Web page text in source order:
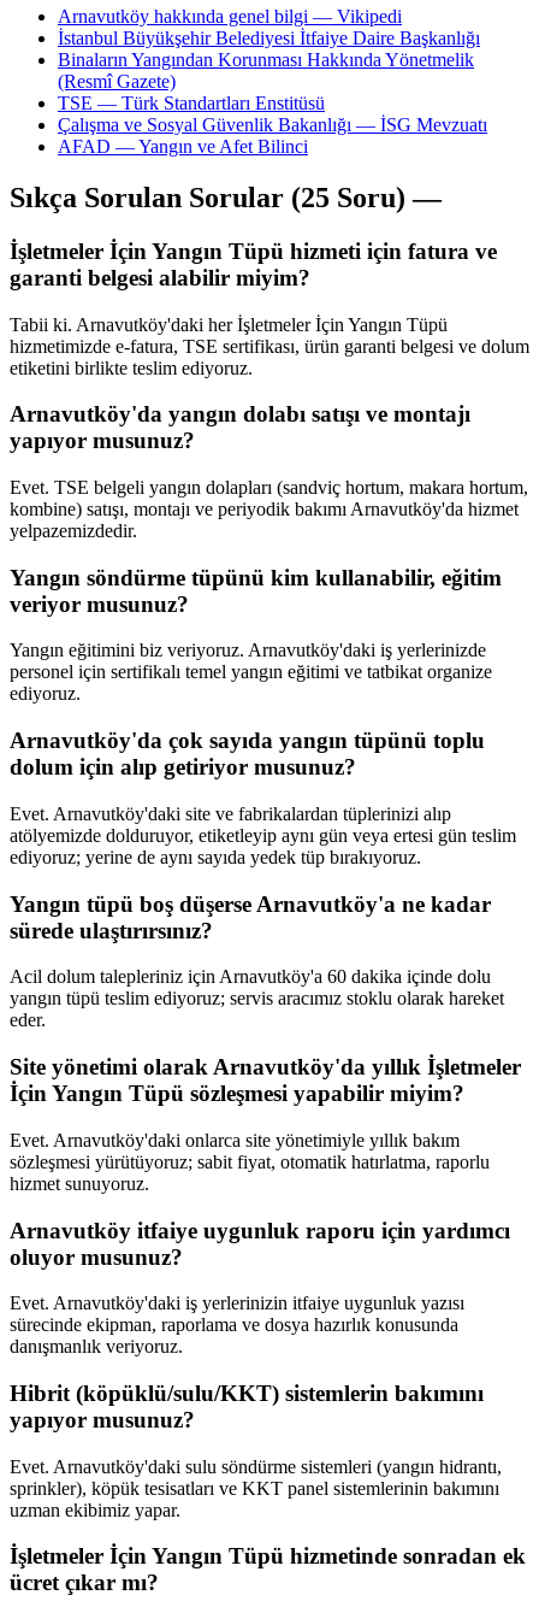
Arnavutköy hakkında genel bilgi — Vikipedi
İstanbul Büyükşehir Belediyesi İtfaiye Daire Başkanlığı
Binaların Yangından Korunması Hakkında Yönetmelik
(Resmî Gazete)
TSE — Türk Standartları Enstitüsü
Çalışma ve Sosyal Güvenlik Bakanlığı — İSG Mevzuatı
AFAD — Yangın ve Afet Bilinci
Sıkça Sorulan Sorular (25 Soru) —
İşletmeler İçin Yangın Tüpü hizmeti için fatura ve
garanti belgesi alabilir miyim?
Tabii ki. Arnavutköy'daki her İşletmeler İçin Yangın Tüpü
hizmetimizde e-fatura, TSE sertifikası, ürün garanti belgesi ve dolum
etiketini birlikte teslim ediyoruz.
Arnavutköy'da yangın dolabı satışı ve montajı
yapıyor musunuz?
Evet. TSE belgeli yangın dolapları (sandviç hortum, makara hortum,
kombine) satışı, montajı ve periyodik bakımı Arnavutköy'da hizmet
yelpazemizdedir.
Yangın söndürme tüpünü kim kullanabilir, eğitim
veriyor musunuz?
Yangın eğitimini biz veriyoruz. Arnavutköy'daki iş yerlerinizde
personel için sertifikalı temel yangın eğitimi ve tatbikat organize
ediyoruz.
Arnavutköy'da çok sayıda yangın tüpünü toplu
dolum için alıp getiriyor musunuz?
Evet. Arnavutköy'daki site ve fabrikalardan tüplerinizi alıp
atölyemizde dolduruyor, etiketleyip aynı gün veya ertesi gün teslim
ediyoruz; yerine de aynı sayıda yedek tüp bırakıyoruz.
Yangın tüpü boş düşerse Arnavutköy'a ne kadar
sürede ulaştırırsınız?
Acil dolum talepleriniz için Arnavutköy'a 60 dakika içinde dolu
yangın tüpü teslim ediyoruz; servis aracımız stoklu olarak hareket
eder.
Site yönetimi olarak Arnavutköy'da yıllık İşletmeler
İçin Yangın Tüpü sözleşmesi yapabilir miyim?
Evet. Arnavutköy'daki onlarca site yönetimiyle yıllık bakım
sözleşmesi yürütüyoruz; sabit fiyat, otomatik hatırlatma, raporlu
hizmet sunuyoruz.
Arnavutköy itfaiye uygunluk raporu için yardımcı
oluyor musunuz?
Evet. Arnavutköy'daki iş yerlerinizin itfaiye uygunluk yazısı
sürecinde ekipman, raporlama ve dosya hazırlık konusunda
danışmanlık veriyoruz.
Hibrit (köpüklü/sulu/KKT) sistemlerin bakımını
yapıyor musunuz?
Evet. Arnavutköy'daki sulu söndürme sistemleri (yangın hidrantı,
sprinkler), köpük tesisatları ve KKT panel sistemlerinin bakımını
uzman ekibimiz yapar.
İşletmeler İçin Yangın Tüpü hizmetinde sonradan ek
ücret çıkar mı?